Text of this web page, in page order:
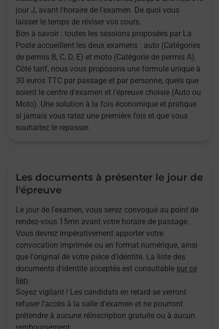
jour J, avant l'horaire de l'examen. De quoi vous
laisser le temps de réviser vos cours.
Bon à savoir : toutes les sessions proposées par La
Poste accueillent les deux examens : auto (Catégories
de permis B, C, D, E) et moto (Catégorie de permis A).
Côté tarif, nous vous proposons une formule unique à
30 euros TTC par passage et par personne, quels que
soient le centre d'examen et l'épreuve choisie (Auto ou
Moto). Une solution à la fois économique et pratique
si jamais vous ratez une première fois et que vous
souhaitez le repasser.
Les documents à présenter le jour de
l'épreuve
Le jour de l'examen, vous serez convoqué au point de
rendez-vous 15mn avant votre horaire de passage.
Vous devrez impérativement apporter votre
convocation imprimée ou en format numérique, ainsi
que l'original de votre pièce d'identité. La liste des
documents d'identité acceptés est consultable sur ce
lien.
Soyez vigilant ! Les candidats en retard se verront
refuser l'accès à la salle d'examen et ne pourront
prétendre à aucune réinscription gratuite ou à aucun